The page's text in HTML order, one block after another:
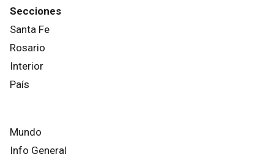
Secciones
Santa Fe
Rosario
Interior
País
Mundo
Info General